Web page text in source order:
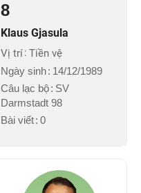
8
Klaus Gjasula
Vị trí Tiền vệ
Ngày sinh 14/12/1989
Câu lạc bộ SV
Darmstadt 98
Bài viết 0